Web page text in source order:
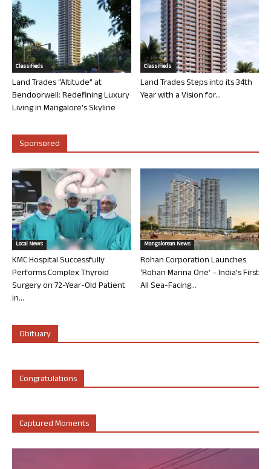
Classifieds
Land Trades “Altitude” at
Bendoorwell: Redefining Luxury
Living in Mangalore’s Skyline
Classifieds
Land Trades Steps into its 34th
Year with a Vision for...
Sponsored
Local News
KMC Hospital Successfully
Performs Complex Thyroid
Surgery on 72-Year-Old Patient
in...
Mangalorean News
Rohan Corporation Launches
‘Rohan Marina One’ – India’s First
All Sea-Facing...
Obituary
Congratulations
Captured Moments